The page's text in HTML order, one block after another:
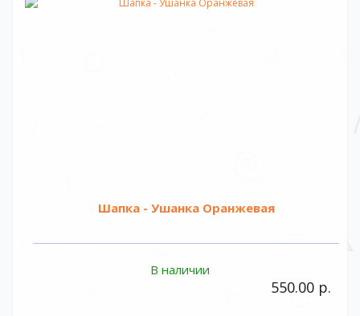
Шапка - Ушанка Оранжевая
В наличии
550.00 р.